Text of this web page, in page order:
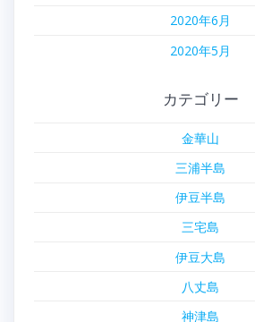
2020年6月
2020年5月
カテゴリー
金華山
三浦半島
伊豆半島
三宅島
伊豆大島
八丈島
神津島